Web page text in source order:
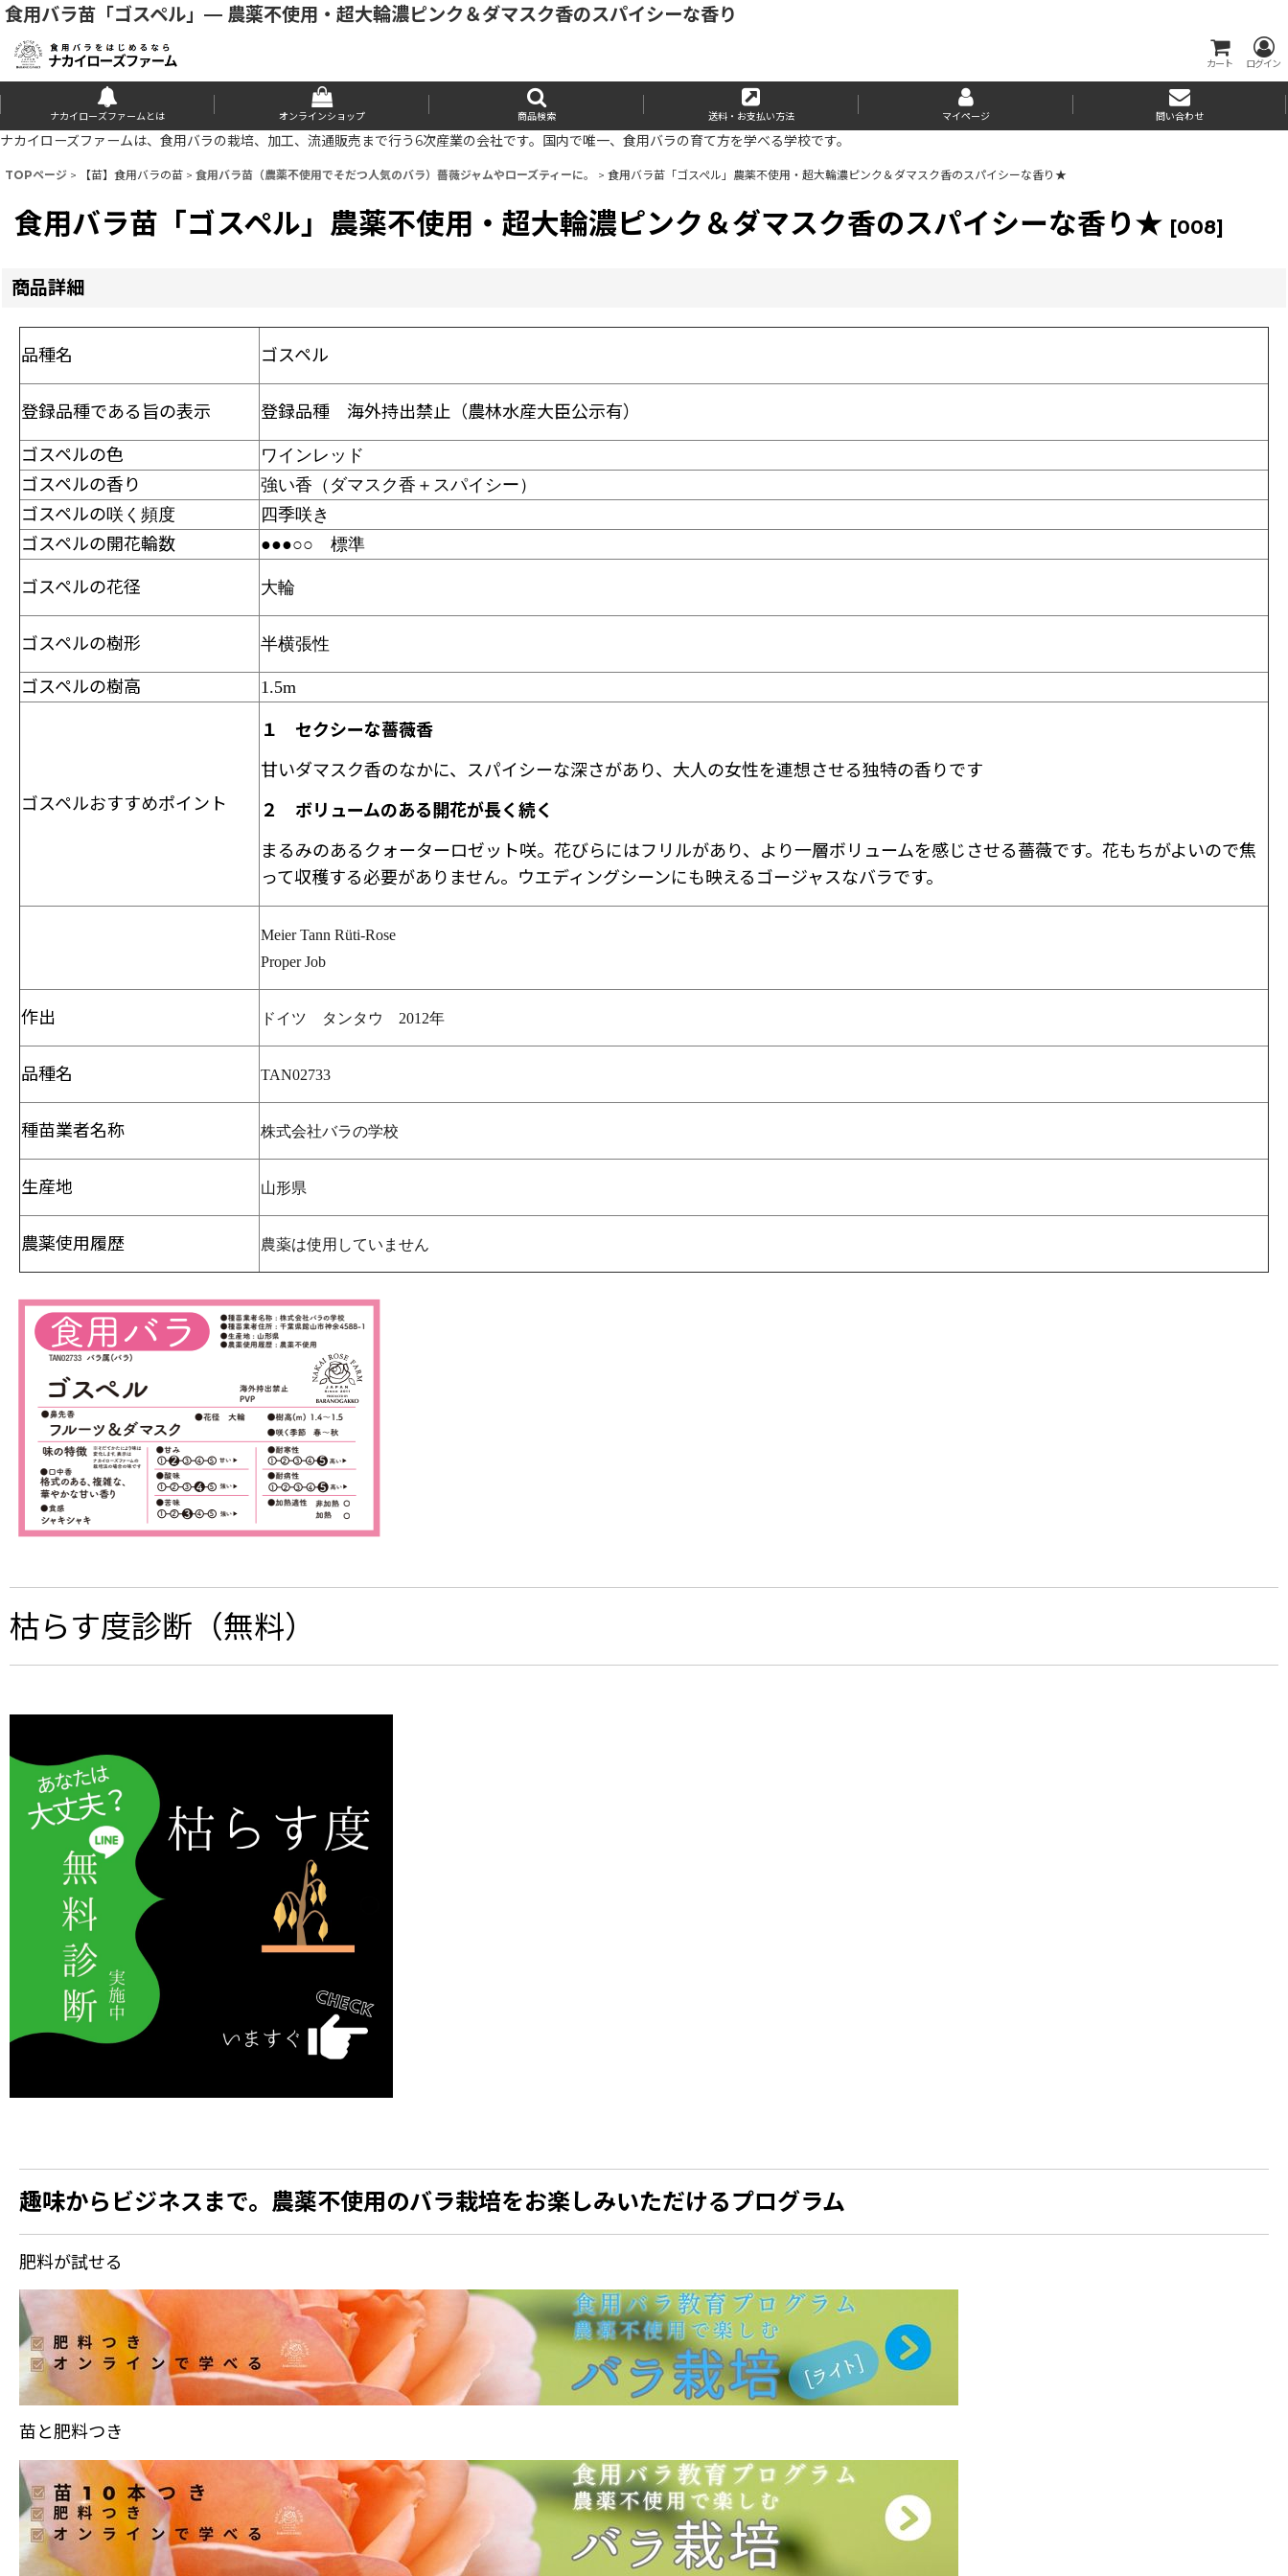
食用バラ苗「ゴスペル」— 農薬不使用・超大輪濃ピンク＆ダマスク香のスパイシーな香り
カート ログイン
ナカイローズファームとは オンラインショップ 商品検索 送料・お支払い方法 マイページ 問い合わせ
ナカイローズファームは、食用バラの栽培、加工、流通販売まで行う6次産業の会社です。国内で唯一、食用バラの育て方を学べる学校です。
TOPページ > 【苗】食用バラの苗 > 食用バラ苗（農薬不使用でそだつ人気のバラ）薔薇ジャムやローズティーに。 > 食用バラ苗「ゴスペル」農薬不使用・超大輪濃ピンク＆ダマスク香のスパイシーな香り★
食用バラ苗「ゴスペル」農薬不使用・超大輪濃ピンク＆ダマスク香のスパイシーな香り★ [008]
商品詳細
品種名 ゴスペル
登録品種である旨の表示 登録品種 海外持出禁止（農林水産大臣公示有）
ゴスペルの色 ワインレッド
ゴスペルの香り 強い香（ダマスク香＋スパイシー）
ゴスペルの咲く頻度 四季咲き
ゴスペルの開花輪数 ●●●○○ 標準
ゴスペルの花径 大輪
ゴスペルの樹形 半横張性
ゴスペルの樹高 1.5m
ゴスペルおすすめポイント
１ セクシーな薔薇香
甘いダマスク香のなかに、スパイシーな深さがあり、大人の女性を連想させる独特の香りです
２ ボリュームのある開花が長く続く
まるみのあるクォーターロゼット咲。花びらにはフリルがあり、より一層ボリュームを感じさせる薔薇です。花もちがよいので焦
って収穫する必要がありません。ウエディングシーンにも映えるゴージャスなバラです。
Meier Tann Rüti-Rose
Proper Job
作出 ドイツ タンタウ 2012年
品種名 TAN02733
種苗業者名称 株式会社バラの学校
生産地 山形県
農薬使用履歴 農薬は使用していません
枯らす度診断（無料）
趣味からビジネスまで。農薬不使用のバラ栽培をお楽しみいただけるプログラム
肥料が試せる
苗と肥料つき